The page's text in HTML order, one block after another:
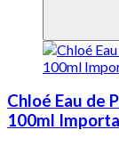
Chloé Eau de
100ml